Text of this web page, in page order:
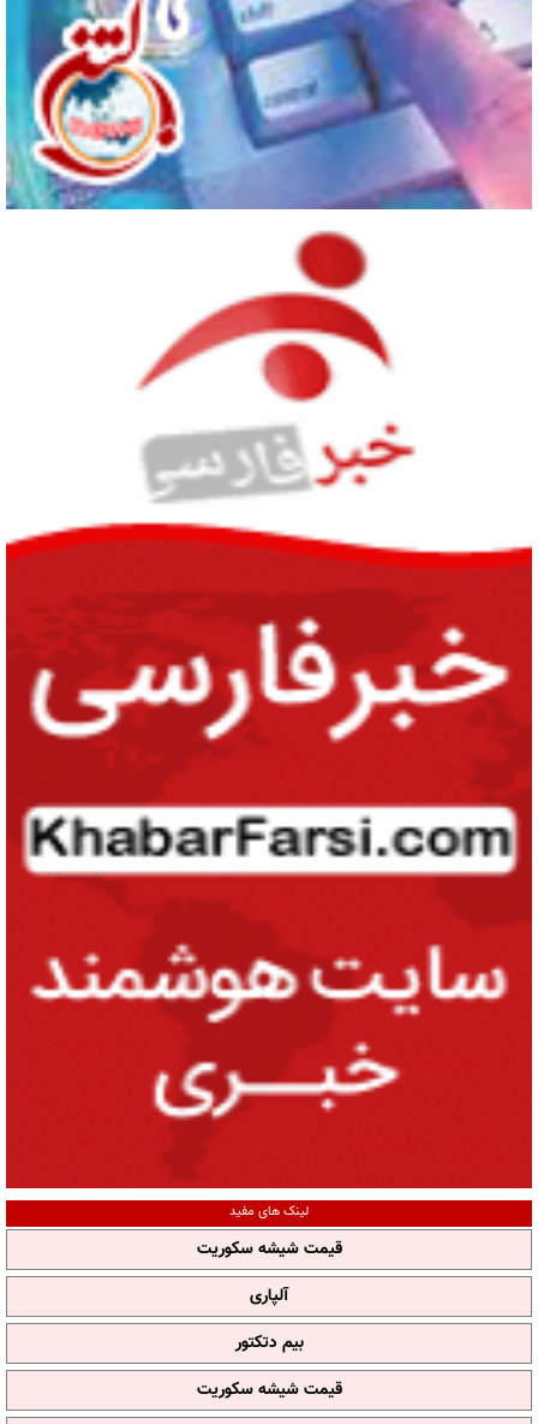
لینک های مفید
قیمت شیشه سکوریت
آلپاری
بیم دتکتور
قیمت شیشه سکوریت